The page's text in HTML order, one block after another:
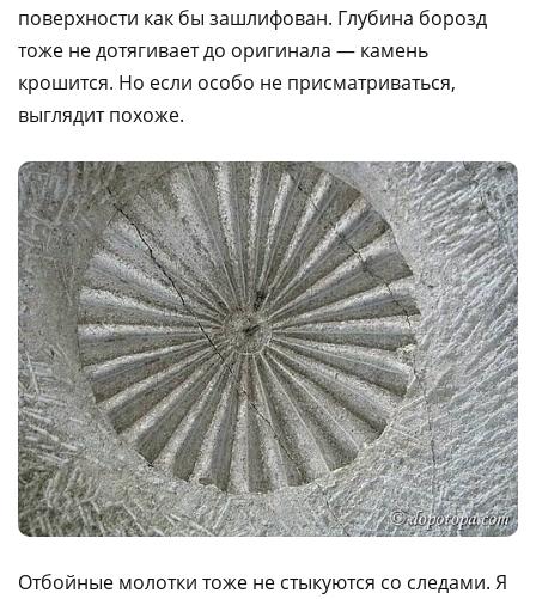
поверхности как бы зашлифован. Глубина борозд
тоже не дотягивает до оригинала — камень
крошится. Но если особо не присматриваться,
выглядит похоже.
Отбойные молотки тоже не стыкуются со следами. Я